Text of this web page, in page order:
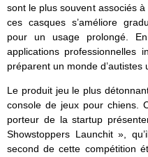
sont le plus souvent associés
ces casques s’améliore
pour un usage prolongé.
applications professionnelles
préparent un monde d’autistes
Le produit jeu le plus
console de jeux pour chiens.
porteur de la startup
Showstoppers Launchit »,
second de cette compétition